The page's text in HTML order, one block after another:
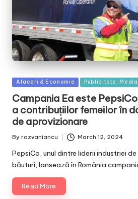
Posted
Afaceri & Economie Publicitate,
Campania Ea este
a contribuțiilor femeilor în
de aprovizionare
Posted
By razvaniancu March 12, 2024
PepsiCo, unul dintre liderii industriei
băuturi, lansează în România
Read More